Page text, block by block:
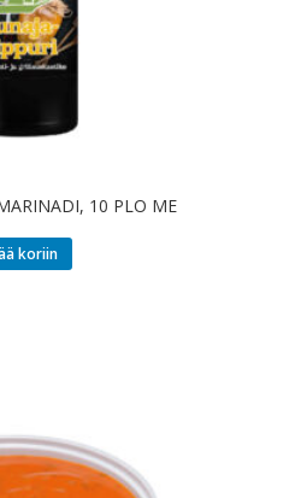
10 PLO ME
koriin